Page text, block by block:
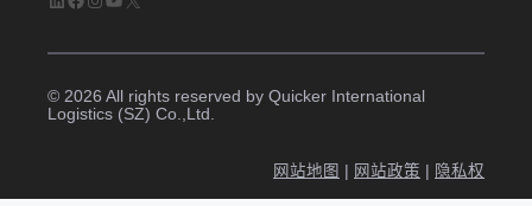
© 2026 All rights reserved by Quicker International
Logistics (SZ) Co.,Ltd.
网站地图 网站政策 隐私权